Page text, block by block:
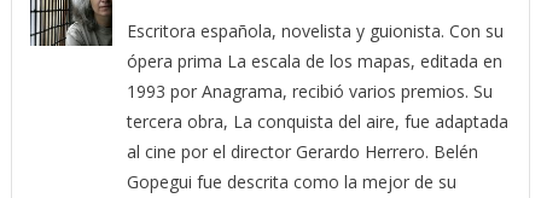
Escritora española, novelista y guionista. Con su
ópera prima La escala de los mapas, editada en
1993 por Anagrama, recibió varios premios. Su
tercera obra, La conquista del aire, fue adaptada
al cine por el director Gerardo Herrero. Belén
Gopegui fue descrita como la mejor de su